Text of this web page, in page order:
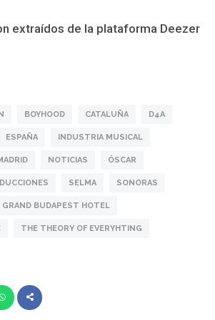
extraídos de la plataforma Deezer
BOYHOOD CATALUÑA D4A
ESPAÑA INDUSTRIA MUSICAL
NOTICIAS ÓSCAR
SELMA SONORAS
GRAND BUDAPEST HOTEL
THE THEORY OF EVERYHTING